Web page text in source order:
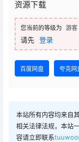
资源下载
您当前的等级为 游客
请先 登录
百度网盘 夸克网
本站所有内容均来自
相关法律法规，本站
容请立即联系